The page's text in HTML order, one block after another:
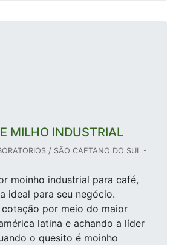
MILHO INDUSTRIAL
/ SÃO CAETANO DO SUL -
moinho industrial para café,
ideal para seu negócio.
cotação por meio do maior
latina e achando a líder
o quesito é moinho